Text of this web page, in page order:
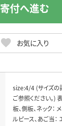
お気に入り
寄付へ進む
size:4/4 (サイズの
ご参照ください。)
板、側板、ネック：
ルピース、あご当：